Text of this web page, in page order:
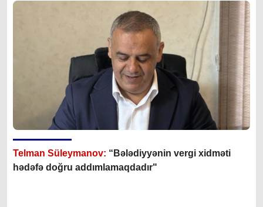
Telman Süleymanov: “Bələdiyyənin vergi xidməti
hədəfə doğru addımlamaqdadır"